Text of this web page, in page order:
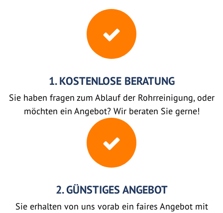
1. KOSTENLOSE BERATUNG
Sie haben fragen zum Ablauf der Rohrreinigung, oder
möchten ein Angebot? Wir beraten Sie gerne!
2. GÜNSTIGES ANGEBOT
Sie erhalten von uns vorab ein faires Angebot mit